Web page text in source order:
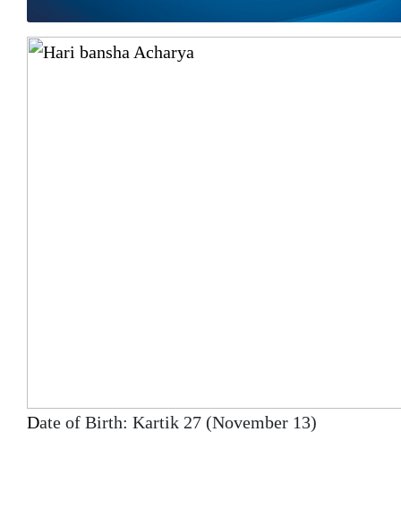
Date of Birth: Kartik 27 (November 13)